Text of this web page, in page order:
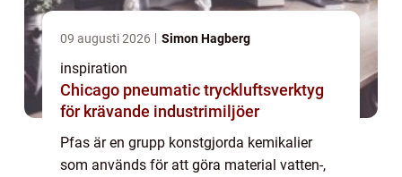
09 augusti 2026 Simon Hagberg
inspiration
Chicago pneumatic tryckluftsverktyg
för krävande industrimiljöer
Pfas är en grupp konstgjorda kemikalier
som används för att göra material vatten-,